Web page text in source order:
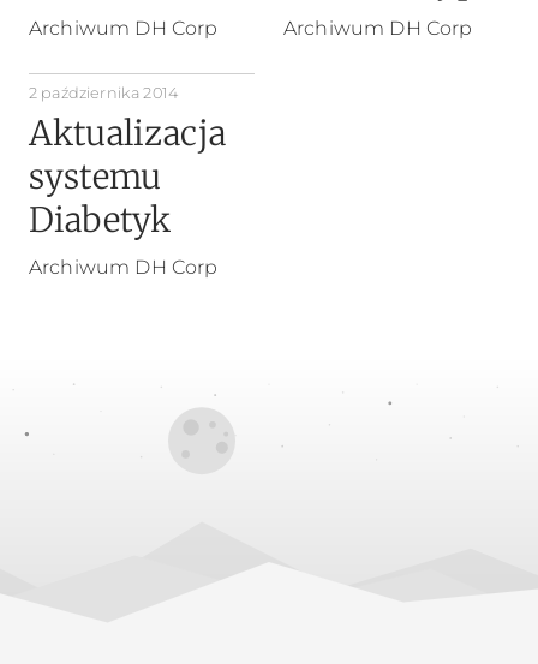
Archiwum DH Corp Archiwum DH Corp
2 października 2014
Aktualizacja
systemu
Diabetyk
Archiwum DH Corp